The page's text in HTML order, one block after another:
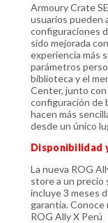
Armoury Crate
usuarios pueden
configuraciones
sido mejorada
experiencia más
parámetros
biblioteca y el
Center, junto con
configuración de
hacen más
desde un único
Disponibilidad
La nueva ROG
store a un precio
incluye 3 meses
garantía. Conoce
ROG Ally X Perú